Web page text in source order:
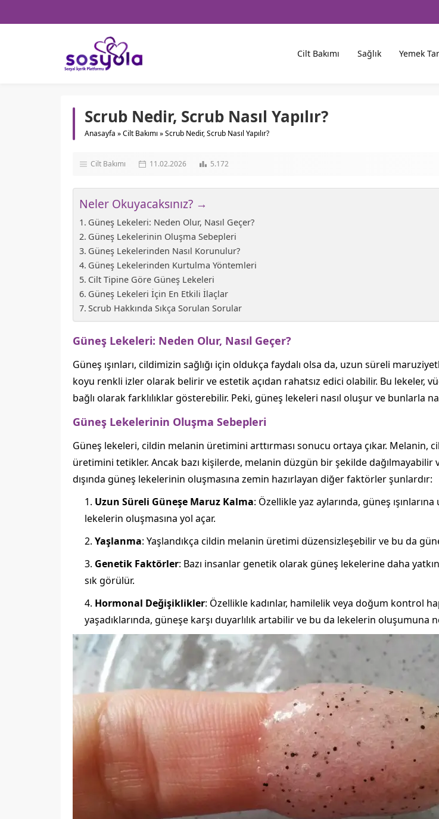
Cilt Bakımı Sağlık Yemek
Scrub Nedir, Scrub Nasıl Yapılır?
Anasayfa »Cilt Bakımı »Scrub Nedir, Scrub Nasıl Yapılır?
Cilt Bakımı 11.02.2026 5.172
Neler Okuyacaksınız? →
Güneş Lekeleri: Neden Olur, Nasıl Geçer?
Güneş Lekelerinin Oluşma Sebepleri
Güneş Lekelerinden Nasıl Korunulur?
Güneş Lekelerinden Kurtulma Yöntemleri
Cilt Tipine Göre Güneş Lekeleri
Güneş Lekeleri İçin En Etkili İlaçlar
Scrub Hakkında Sıkça Sorulan Sorular
Güneş Lekeleri: Neden Olur, Nasıl Geçer?
Güneş ışınları, cildimizin sağlığı için oldukça faydalı olsa da, uzun süreli
koyu renkli izler olarak belirir ve estetik açıdan rahatsız edici olabilir. Bu
bağlı olarak farklılıklar gösterebilir. Peki, güneş lekeleri nasıl oluşur ve bunlarla
Güneş Lekelerinin Oluşma Sebepleri
Güneş lekeleri, cildin melanin üretimini arttırması sonucu ortaya çıkar. Melanin,
üretimini tetikler. Ancak bazı kişilerde, melanin düzgün bir şekilde
dışında güneş lekelerinin oluşmasına zemin hazırlayan diğer faktörler şunlardır:
Uzun Süreli Güneşe Maruz Kalma: Özellikle yaz aylarında, güneş
lekelerin oluşmasına yol açar.
Yaşlanma: Yaşlandıkça cildin melanin üretimi düzensizleşebilir ve bu da
Genetik Faktörler: Bazı insanlar genetik olarak güneş lekelerine daha
sık görülür.
Hormonal Değişiklikler: Özellikle kadınlar, hamilelik veya doğum kontrol
yaşadıklarında, güneşe karşı duyarlılık artabilir ve bu da lekelerin oluşumuna